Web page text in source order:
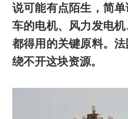
说可能有点陌生，简
车的电机、风力发电
都得用的关键原料。法
绕不开这块资源。